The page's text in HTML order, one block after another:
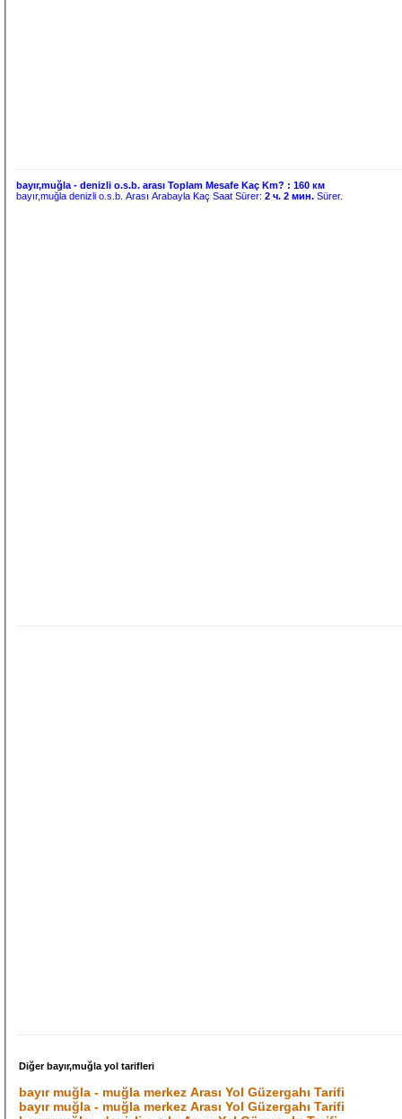
bayır,muğla - denizli o.s.b. arası Toplam Mesafe Kaç Km? :160 км
bayır,muğla denizli o.s.b. Arası Arabayla Kaç Saat Sürer:2 ч. 2 мин. Sürer.
Diğer bayır,muğla yol tarifleri
bayır muğla - muğla merkez Arası Yol Güzergahı Tarifi
bayır muğla - muğla merkez Arası Yol Güzergahı Tarifi